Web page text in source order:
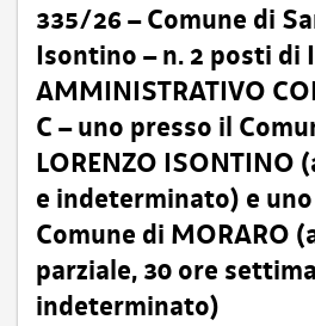
335/26 – Comune di
Isontino – n. 2 posti di
AMMINISTRATIVO
C – uno presso il
LORENZO ISONTINO
e indeterminato) e
Comune di MORARO
parziale, 30 ore
indeterminato)